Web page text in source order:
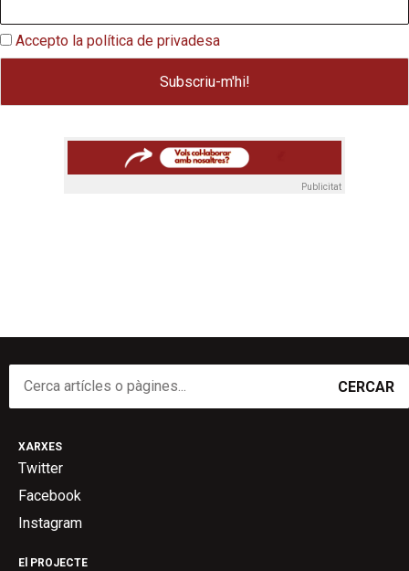
Accepto la política de privadesa
Publicitat
CERCAR
El PROJECTE
XARXES
Twitter
Facebook
Instagram